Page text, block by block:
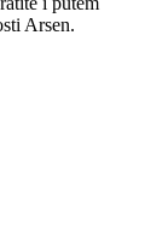
Arsen.